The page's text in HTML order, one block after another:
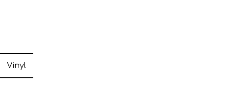
Vinyl